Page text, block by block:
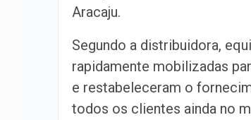
Aracaju.
Segundo a distribuidora,
rapidamente mobilizadas
e restabeleceram o
todos os clientes ainda no